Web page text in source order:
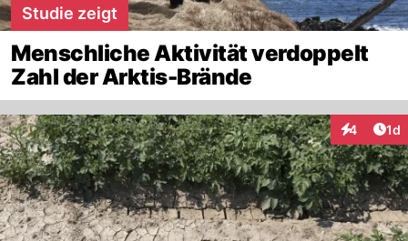
Studie zeigt
Menschliche Aktivität verdoppelt
Zahl der Arktis-Brände
4 1d